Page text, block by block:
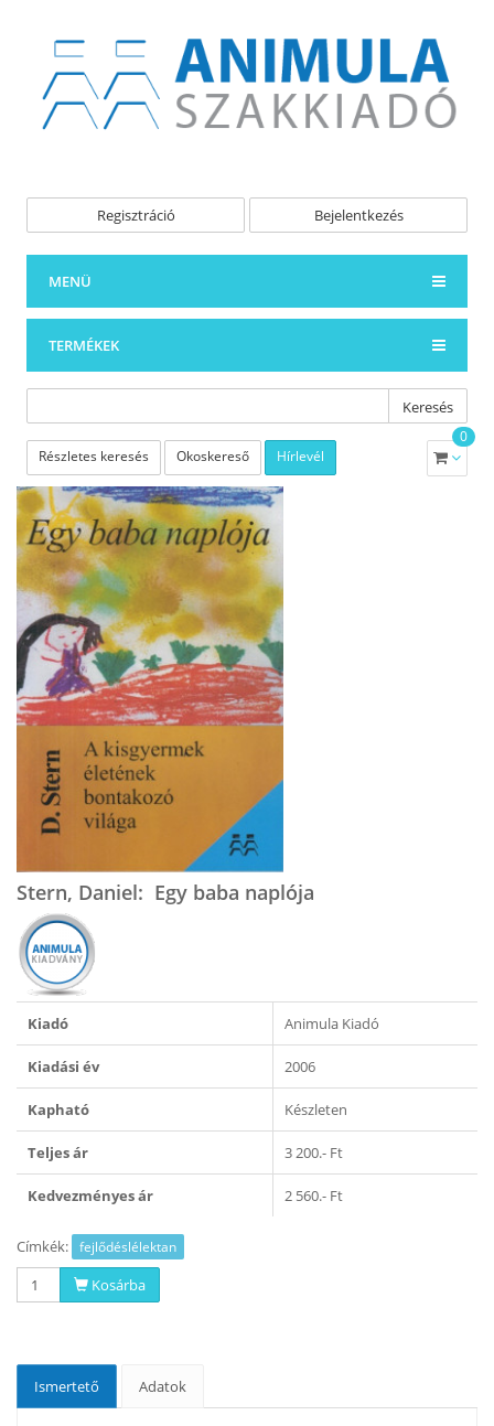
Regisztráció Bejelentkezés
MENÜ
TERMÉKEK
Keresés
Részletes keresés Okoskereső Hírlevél
0
Stern, Daniel: Egy baba naplója
Kiadó Animula Kiadó
Kiadási év 2006
Kapható Készleten
Teljes ár 3 200.- Ft
Kedvezményes ár 2 560.- Ft
Címkék: fejlődéslélektan
Kosárba
Ismertető Adatok